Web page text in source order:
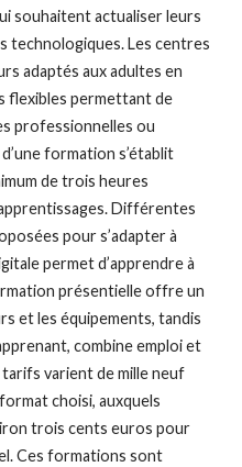
souhaitent actualiser leurs
technologiques. Les centres
adaptés aux adultes en
flexibles permettant de
professionnelles ou
formation s’établit
de trois heures
Différentes
pour s’adapter à
permet d’apprendre à
présentielle offre un
et les équipements, tandis
combine emploi et
varient de mille neuf
choisi, auxquels
trois cents euros pour
Ces formations sont